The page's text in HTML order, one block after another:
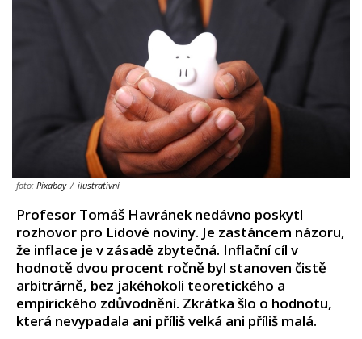
foto: Pixabay / ilustrativní
Profesor Tomáš Havránek nedávno poskytl
rozhovor pro Lidové noviny. Je zastáncem názoru,
že inflace je v zásadě zbytečná. Inflační cíl v
hodnotě dvou procent ročně byl stanoven čistě
arbitrárně, bez jakéhokoli teoretického a
empirického zdůvodnění. Zkrátka šlo o hodnotu,
která nevypadala ani příliš velká ani příliš malá.